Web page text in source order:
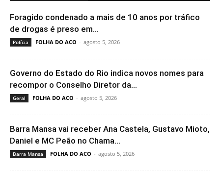
Foragido condenado a mais de 10 anos por tráfico
de drogas é preso em...
Polícia FOLHA DO ACO - agosto 5, 2026
Governo do Estado do Rio indica novos nomes para
recompor o Conselho Diretor da...
Geral FOLHA DO ACO - agosto 5, 2026
Barra Mansa vai receber Ana Castela, Gustavo Mioto,
Daniel e MC Peão no Chama...
Barra Mansa FOLHA DO ACO - agosto 5, 2026